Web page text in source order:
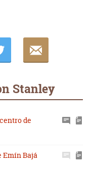
Stanley
de
Emín Bajá